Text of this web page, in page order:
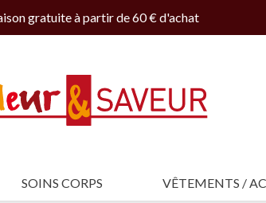
gratuite à partir de 60 € d'achat
SOINS CORPS VÊTEMENTS /